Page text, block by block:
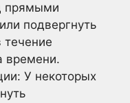
прямыми
подвергнуть
течение
времени.
У некоторых